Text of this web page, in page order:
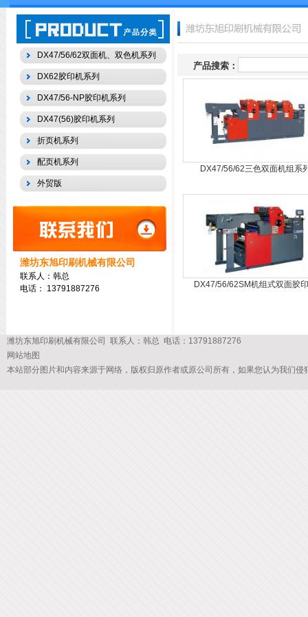
DX47/56/62双面机、双色机系列
DX62胶印机系列
DX47/56-NP胶印机系列
DX47(56)胶印机系列
折页机系列
配页机系列
外贸版
潍坊东旭印刷机械有限公司
联系人：韩总
电话： 13791887276
产品搜索：
DX47/56/62三色双面机组系
DX47/56/62SM机组式双面胶
潍坊东旭印刷机械有限公司 联系人：韩总 电话：13791887276
网站地图
本站部分图片和内容来源于网络，版权归原作者或原公司所有，如果您认为我们侵